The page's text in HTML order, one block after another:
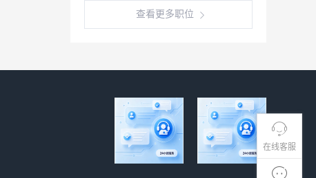
在线客服
查看更多职位